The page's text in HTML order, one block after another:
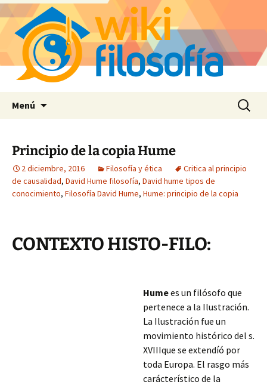
Menú Buscar:
Principio de la copia Hume
2 diciembre, 2016 Filosofía y ética
Critica al principio
de causalidad, David Hume filosofía, David hume tipos de
conocimiento, Filosofía David Hume, Hume: principio de la copia
CONTEXTO HISTO-FILO:
Humees un filósofo que
pertenece a la Ilustración.
La Ilustración fue un
movimiento histórico del s.
XVIIIque se extendíó por
toda Europa. El rasgo más
carácterístico de la